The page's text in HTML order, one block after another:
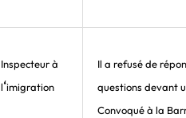
Inspecteur à
l‘imigration
Il a refusé de
questions devant
Convoqué à la